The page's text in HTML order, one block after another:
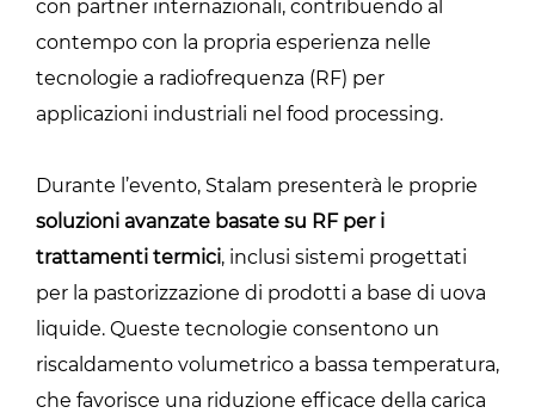
con partner internazionali, contribuendo al
contempo con la propria esperienza nelle
tecnologie a radiofrequenza (RF) per
applicazioni industriali nel food processing.
Durante l’evento, Stalam presenterà le proprie
soluzioni avanzate basate su RF per i
trattamenti termici, inclusi sistemi progettati
per la pastorizzazione di prodotti a base di uova
liquide. Queste tecnologie consentono un
riscaldamento volumetrico a bassa temperatura,
che favorisce una riduzione efficace della carica